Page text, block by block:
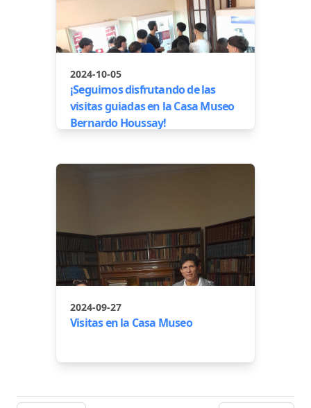
2024-10-05
¡Seguimos disfrutando de las
visitas guiadas en la Casa Museo
Bernardo Houssay!
2024-09-27
Visitas en la Casa Museo